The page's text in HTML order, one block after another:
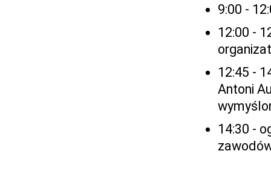
9:00 -
12:00 -
12:45 -
Antoni
14:30 -